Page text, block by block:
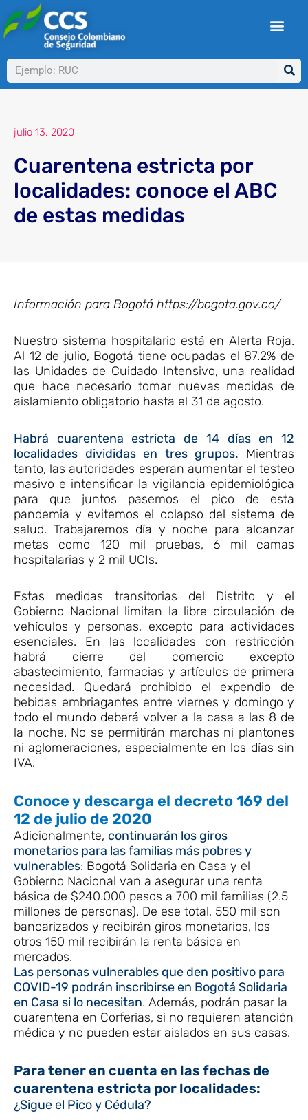
al
contenido
Buscar
julio 13, 2020
Cuarentena estricta por
localidades: conoce el ABC
de estas medidas
Información para Bogotá https://bogota.gov.co/
Nuestro sistema hospitalario está en Alerta Roja.
Al 12 de julio, Bogotá tiene ocupadas el 87.2% de
las Unidades de Cuidado Intensivo, una realidad
que hace necesario tomar nuevas medidas de
aislamiento obligatorio hasta el 31 de agosto.
Habrá cuarentena estricta de 14 días en 12
localidades divididas en tres grupos. Mientras
tanto, las autoridades esperan aumentar el testeo
masivo e intensificar la vigilancia epidemiológica
para que juntos pasemos el pico de esta
pandemia y evitemos el colapso del sistema de
salud. Trabajaremos día y noche para alcanzar
metas como 120 mil pruebas, 6 mil camas
hospitalarias y 2 mil UCIs.
Estas medidas transitorias del Distrito y el
Gobierno Nacional limitan la libre circulación de
vehículos y personas, excepto para actividades
esenciales. En las localidades con restricción
habrá cierre del comercio excepto
abastecimiento, farmacias y artículos de primera
necesidad. Quedará prohibido el expendio de
bebidas embriagantes entre viernes y domingo y
todo el mundo deberá volver a la casa a las 8 de
la noche. No se permitirán marchas ni plantones
ni aglomeraciones, especialmente en los días sin
IVA.
Conoce y descarga el decreto 169 del
12 de julio de 2020
Adicionalmente, continuarán los giros
monetarios para las familias más pobres y
vulnerables: Bogotá Solidaria en Casa y el
Gobierno Nacional van a asegurar una renta
básica de $240.000 pesos a 700 mil familias (2.5
millones de personas). De ese total, 550 mil son
bancarizados y recibirán giros monetarios, los
otros 150 mil recibirán la renta básica en
mercados.
Las personas vulnerables que den positivo para
COVID-19 podrán inscribirse en Bogotá Solidaria
en Casa si lo necesitan. Además, podrán pasar la
cuarentena en Corferias, si no requieren atención
médica y no pueden estar aislados en sus casas.
Para tener en cuenta en las fechas de
cuarentena estricta por localidades:
¿Sigue el Pico y Cédula?